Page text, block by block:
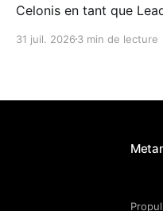
Celonis en tant que
jumeaux numériques
plus faciles à utiliser,
31 juil. 2026 3 min de lecture